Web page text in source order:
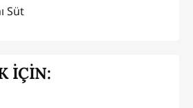
Süt
İÇİN: